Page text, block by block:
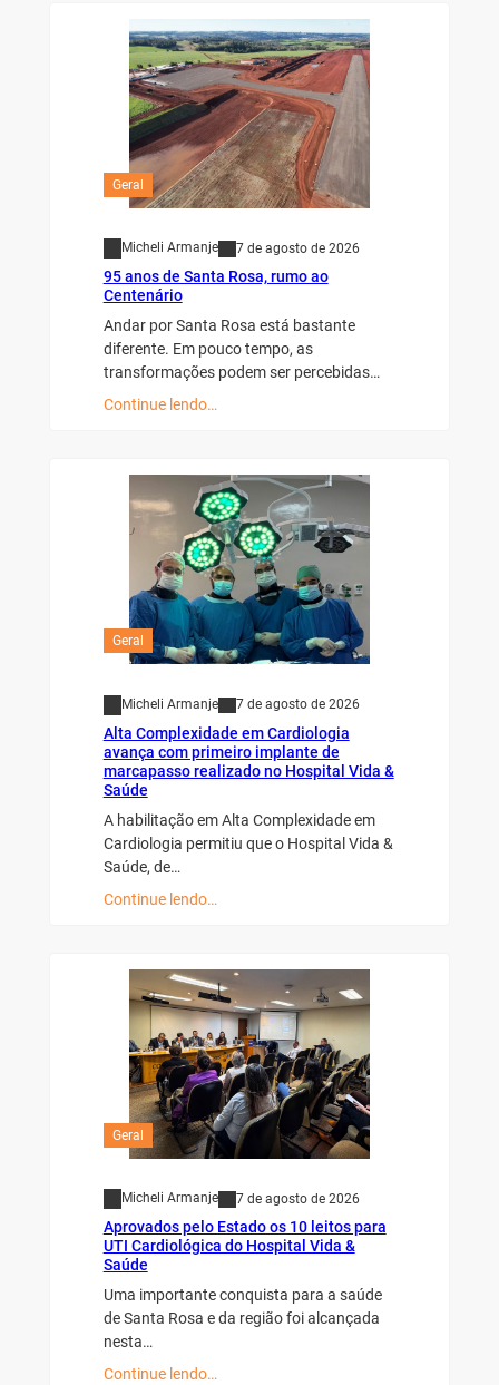
Geral
Micheli Armanje 7 de agosto de 2026
95 anos de Santa Rosa, rumo ao
Centenário
Andar por Santa Rosa está bastante
diferente. Em pouco tempo, as
transformações podem ser percebidas…
Continue lendo…
Geral
Micheli Armanje 7 de agosto de 2026
Alta Complexidade em Cardiologia
avança com primeiro implante de
marcapasso realizado no Hospital Vida &
Saúde
A habilitação em Alta Complexidade em
Cardiologia permitiu que o Hospital Vida &
Saúde, de…
Continue lendo…
Geral
Micheli Armanje 7 de agosto de 2026
Aprovados pelo Estado os 10 leitos para
UTI Cardiológica do Hospital Vida &
Saúde
Uma importante conquista para a saúde
de Santa Rosa e da região foi alcançada
nesta…
Continue lendo…